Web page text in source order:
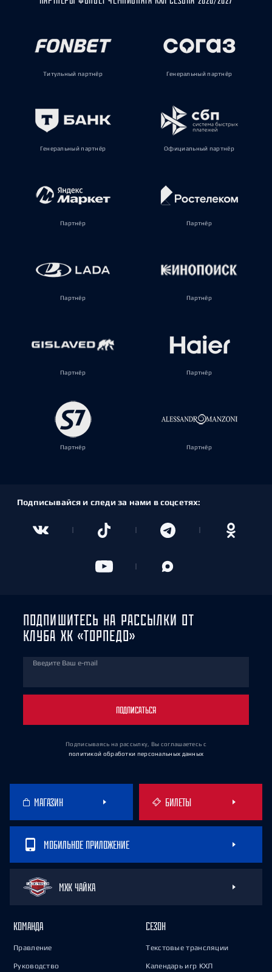
Титульный партнёр Генеральный партнёр
Генеральный партнёр Официальный партнёр
Партнёр Партнёр
Партнёр Партнёр
Партнёр Партнёр
Партнёр Партнёр
Подписывайся и следи за нами в соцсетях:
ПОДПИШИТЕСЬ НА РАССЫЛКИ ОТ
КЛУБА ХК «ТОРПЕДО»
Введите Ваш e-mail
ПОДПИСАТЬСЯ
Подписываясь на рассылку, Вы соглашаетесь с
политикой обработки персональных данных
МАГАЗИН БИЛЕТЫ
МОБИЛЬНОЕ ПРИЛОЖЕНИЕ
МХК ЧАЙКА
КОМАНДА
Правление
Руководство
СЕЗОН
Текстовые трансляции
Календарь игр КХЛ